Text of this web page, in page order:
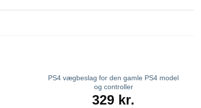
PS4 vægbeslag for den gamle PS4 model
og controller
329 kr.